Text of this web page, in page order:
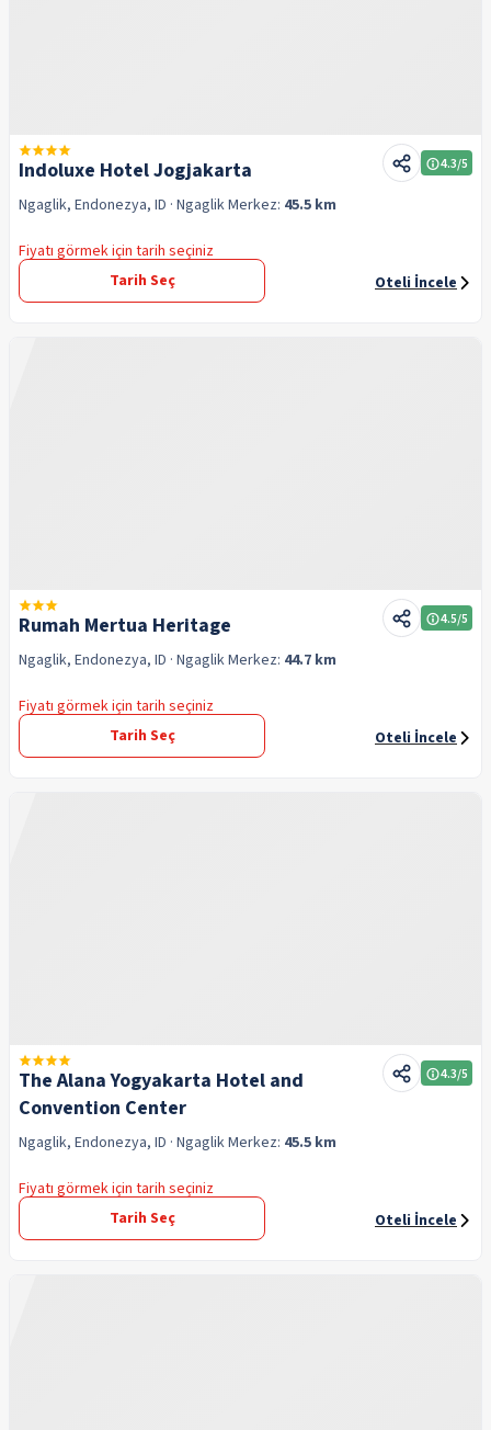
Indoluxe Hotel Jogjakarta 4.3/5
Ngaglik, Endonezya, ID · NgaglikMerkez: 45.5 km
Fiyatı görmek için tarih seçiniz
Tarih Seç
Oteli İncele
Rumah Mertua Heritage 4.5/5
Ngaglik, Endonezya, ID · NgaglikMerkez: 44.7 km
Fiyatı görmek için tarih seçiniz
Tarih Seç
Oteli İncele
The Alana Yogyakarta Hotel and
Convention Center
4.3/5
Ngaglik, Endonezya, ID · NgaglikMerkez: 45.5 km
Fiyatı görmek için tarih seçiniz
Tarih Seç
Oteli İncele